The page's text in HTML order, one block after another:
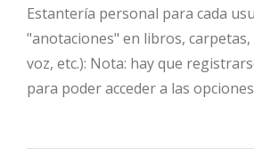
Estantería personal para cada
"anotaciones" en libros,
voz, etc.): Nota: hay que
para poder acceder a las